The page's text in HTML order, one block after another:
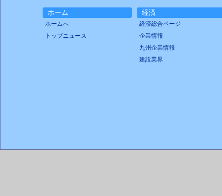
ホーム
ホームへ
トップニュース
経済
経済総合ページ
企業情報
九州企業情報
建設業界